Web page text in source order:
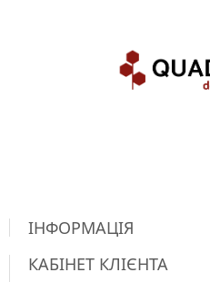
ІНФОРМАЦІЯ
КАБІНЕТ КЛІЄНТА